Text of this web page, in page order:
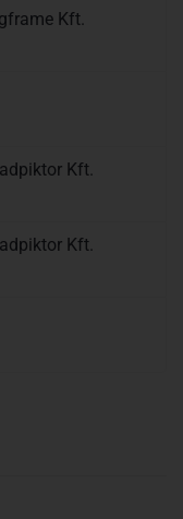
Kft.
Kft.
Kft.